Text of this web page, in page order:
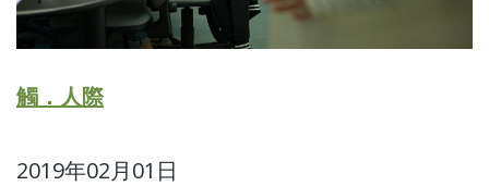
觸．人際
2019年02月01日